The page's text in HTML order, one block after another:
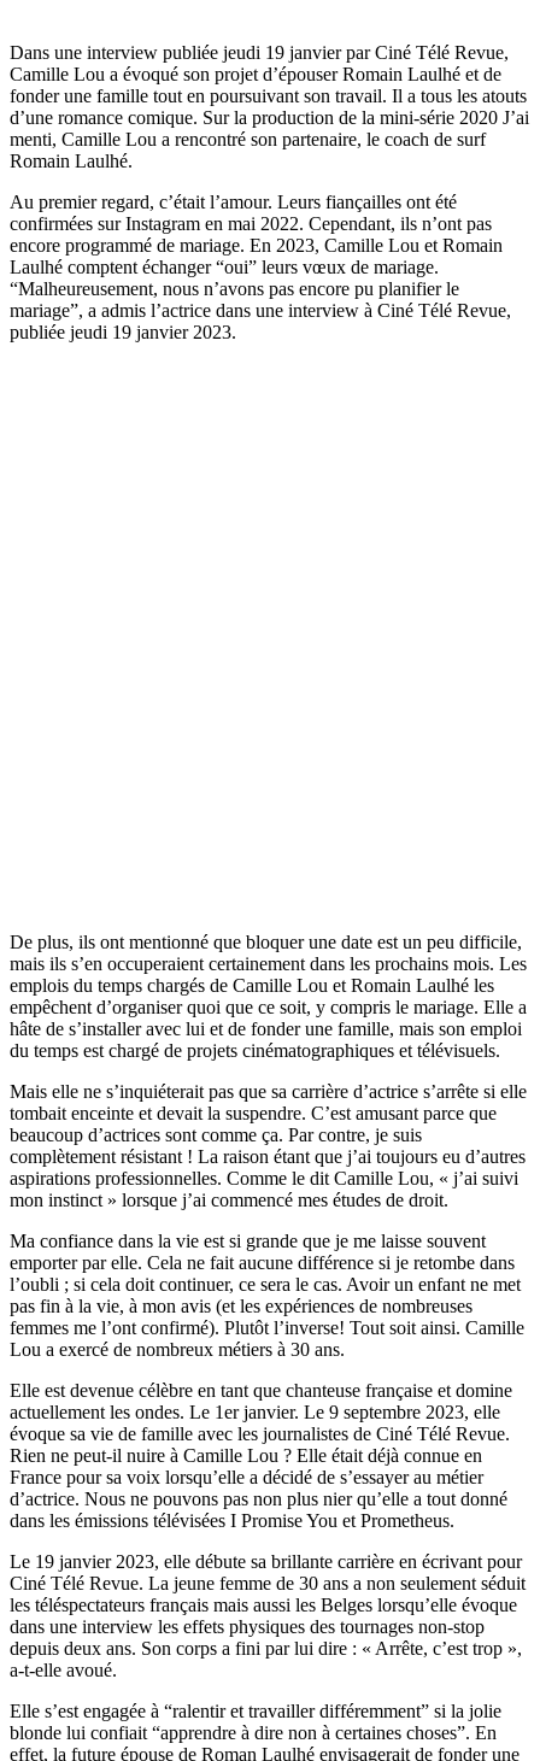
Dans une interview publiée jeudi 19 janvier par Ciné Télé Revue,
Camille Lou a évoqué son projet d’épouser Romain Laulhé et de
fonder une famille tout en poursuivant son travail. Il a tous les atouts
d’une romance comique. Sur la production de la mini-série 2020 J’ai
menti, Camille Lou a rencontré son partenaire, le coach de surf
Romain Laulhé.
Au premier regard, c’était l’amour. Leurs fiançailles ont été
confirmées sur Instagram en mai 2022. Cependant, ils n’ont pas
encore programmé de mariage. En 2023, Camille Lou et Romain
Laulhé comptent échanger “oui” leurs vœux de mariage.
“Malheureusement, nous n’avons pas encore pu planifier le
mariage”, a admis l’actrice dans une interview à Ciné Télé Revue,
publiée jeudi 19 janvier 2023.
De plus, ils ont mentionné que bloquer une date est un peu difficile,
mais ils s’en occuperaient certainement dans les prochains mois. Les
emplois du temps chargés de Camille Lou et Romain Laulhé les
empêchent d’organiser quoi que ce soit, y compris le mariage. Elle a
hâte de s’installer avec lui et de fonder une famille, mais son emploi
du temps est chargé de projets cinématographiques et télévisuels.
Mais elle ne s’inquiéterait pas que sa carrière d’actrice s’arrête si elle
tombait enceinte et devait la suspendre. C’est amusant parce que
beaucoup d’actrices sont comme ça. Par contre, je suis
complètement résistant ! La raison étant que j’ai toujours eu d’autres
aspirations professionnelles. Comme le dit Camille Lou, « j’ai suivi
mon instinct » lorsque j’ai commencé mes études de droit.
Ma confiance dans la vie est si grande que je me laisse souvent
emporter par elle. Cela ne fait aucune différence si je retombe dans
l’oubli ; si cela doit continuer, ce sera le cas. Avoir un enfant ne met
pas fin à la vie, à mon avis (et les expériences de nombreuses
femmes me l’ont confirmé). Plutôt l’inverse! Tout soit ainsi. Camille
Lou a exercé de nombreux métiers à 30 ans.
Elle est devenue célèbre en tant que chanteuse française et domine
actuellement les ondes. Le 1er janvier. Le 9 septembre 2023, elle
évoque sa vie de famille avec les journalistes de Ciné Télé Revue.
Rien ne peut-il nuire à Camille Lou ? Elle était déjà connue en
France pour sa voix lorsqu’elle a décidé de s’essayer au métier
d’actrice. Nous ne pouvons pas non plus nier qu’elle a tout donné
dans les émissions télévisées I Promise You et Prometheus.
Le 19 janvier 2023, elle débute sa brillante carrière en écrivant pour
Ciné Télé Revue. La jeune femme de 30 ans a non seulement séduit
les téléspectateurs français mais aussi les Belges lorsqu’elle évoque
dans une interview les effets physiques des tournages non-stop
depuis deux ans. Son corps a fini par lui dire : « Arrête, c’est trop »,
a-t-elle avoué.
Elle s’est engagée à “ralentir et travailler différemment” si la jolie
blonde lui confiait “apprendre à dire non à certaines choses”. En
effet, la future épouse de Roman Laulhé envisagerait de fonder une